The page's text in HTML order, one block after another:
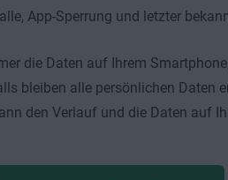
App-Sperrung und letzter
die Daten auf Ihrem
bleiben alle persönlichen Daten
den Verlauf und die Daten auf